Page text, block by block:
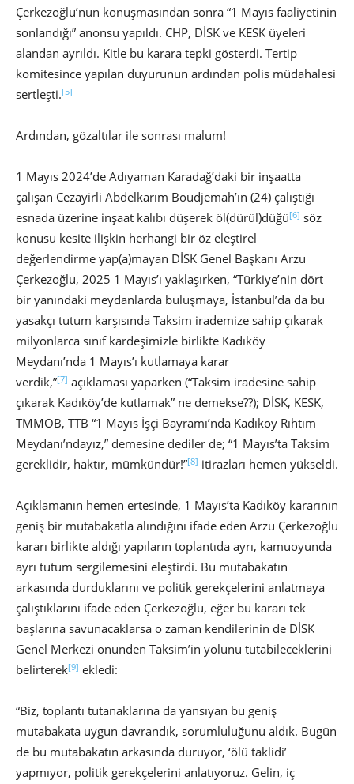
Çerkezoğlu’nun konuşmasından sonra “1 Mayıs faaliyetinin
sonlandığı” anonsu yapıldı. CHP, DİSK ve KESK üyeleri
alandan ayrıldı. Kitle bu karara tepki gösterdi. Tertip
komitesince yapılan duyurunun ardından polis müdahalesi
sertleşti.[5]
Ardından, gözaltılar ile sonrası malum!
1 Mayıs 2024’de Adıyaman Karadağ’daki bir inşaatta
çalışan Cezayirli Abdelkarım Boudjemah’ın (24) çalıştığı
esnada üzerine inşaat kalıbı düşerek öl(dürül)düğü[6] söz
konusu kesite ilişkin herhangi bir öz eleştirel
değerlendirme yap(a)mayan DİSK Genel Başkanı Arzu
Çerkezoğlu, 2025 1 Mayıs’ı yaklaşırken, “Türkiye’nin dört
bir yanındaki meydanlarda buluşmaya, İstanbul’da da bu
yasakçı tutum karşısında Taksim irademize sahip çıkarak
milyonlarca sınıf kardeşimizle birlikte Kadıköy
Meydanı’nda 1 Mayıs’ı kutlamaya karar
verdik,”[7] açıklaması yaparken (“Taksim iradesine sahip
çıkarak Kadıköy’de kutlamak” ne demekse??); DİSK, KESK,
TMMOB, TTB “1 Mayıs İşçi Bayramı’nda Kadıköy Rıhtım
Meydanı’ndayız,” demesine dediler de; “1 Mayıs’ta Taksim
gereklidir, haktır, mümkündür!”[8] itirazları hemen yükseldi.
Açıklamanın hemen ertesinde, 1 Mayıs’ta Kadıköy kararının
geniş bir mutabakatla alındığını ifade eden Arzu Çerkezoğlu
kararı birlikte aldığı yapıların toplantıda ayrı, kamuoyunda
ayrı tutum sergilemesini eleştirdi. Bu mutabakatın
arkasında durduklarını ve politik gerekçelerini anlatmaya
çalıştıklarını ifade eden Çerkezoğlu, eğer bu kararı tek
başlarına savunacaklarsa o zaman kendilerinin de DİSK
Genel Merkezi önünden Taksim’in yolunu tutabileceklerini
belirterek[9] ekledi:
“Biz, toplantı tutanaklarına da yansıyan bu geniş
mutabakata uygun davrandık, sorumluluğunu aldık. Bugün
de bu mutabakatın arkasında duruyor, ‘ölü taklidi’
yapmıyor, politik gerekçelerini anlatıyoruz. Gelin, iç